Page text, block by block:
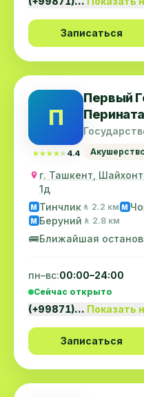
Записаться
П
★★★★★
★★★★★ 4.4
Первый
г. Ташкент,
1д
M Тинчлик 🚶 2.2 км M
M Беруний 🚶 2.8 км
🚌Ближайшая
пн–вс:00:00–24:00
Сейчас открыто
(+99871)… Показать
Записаться